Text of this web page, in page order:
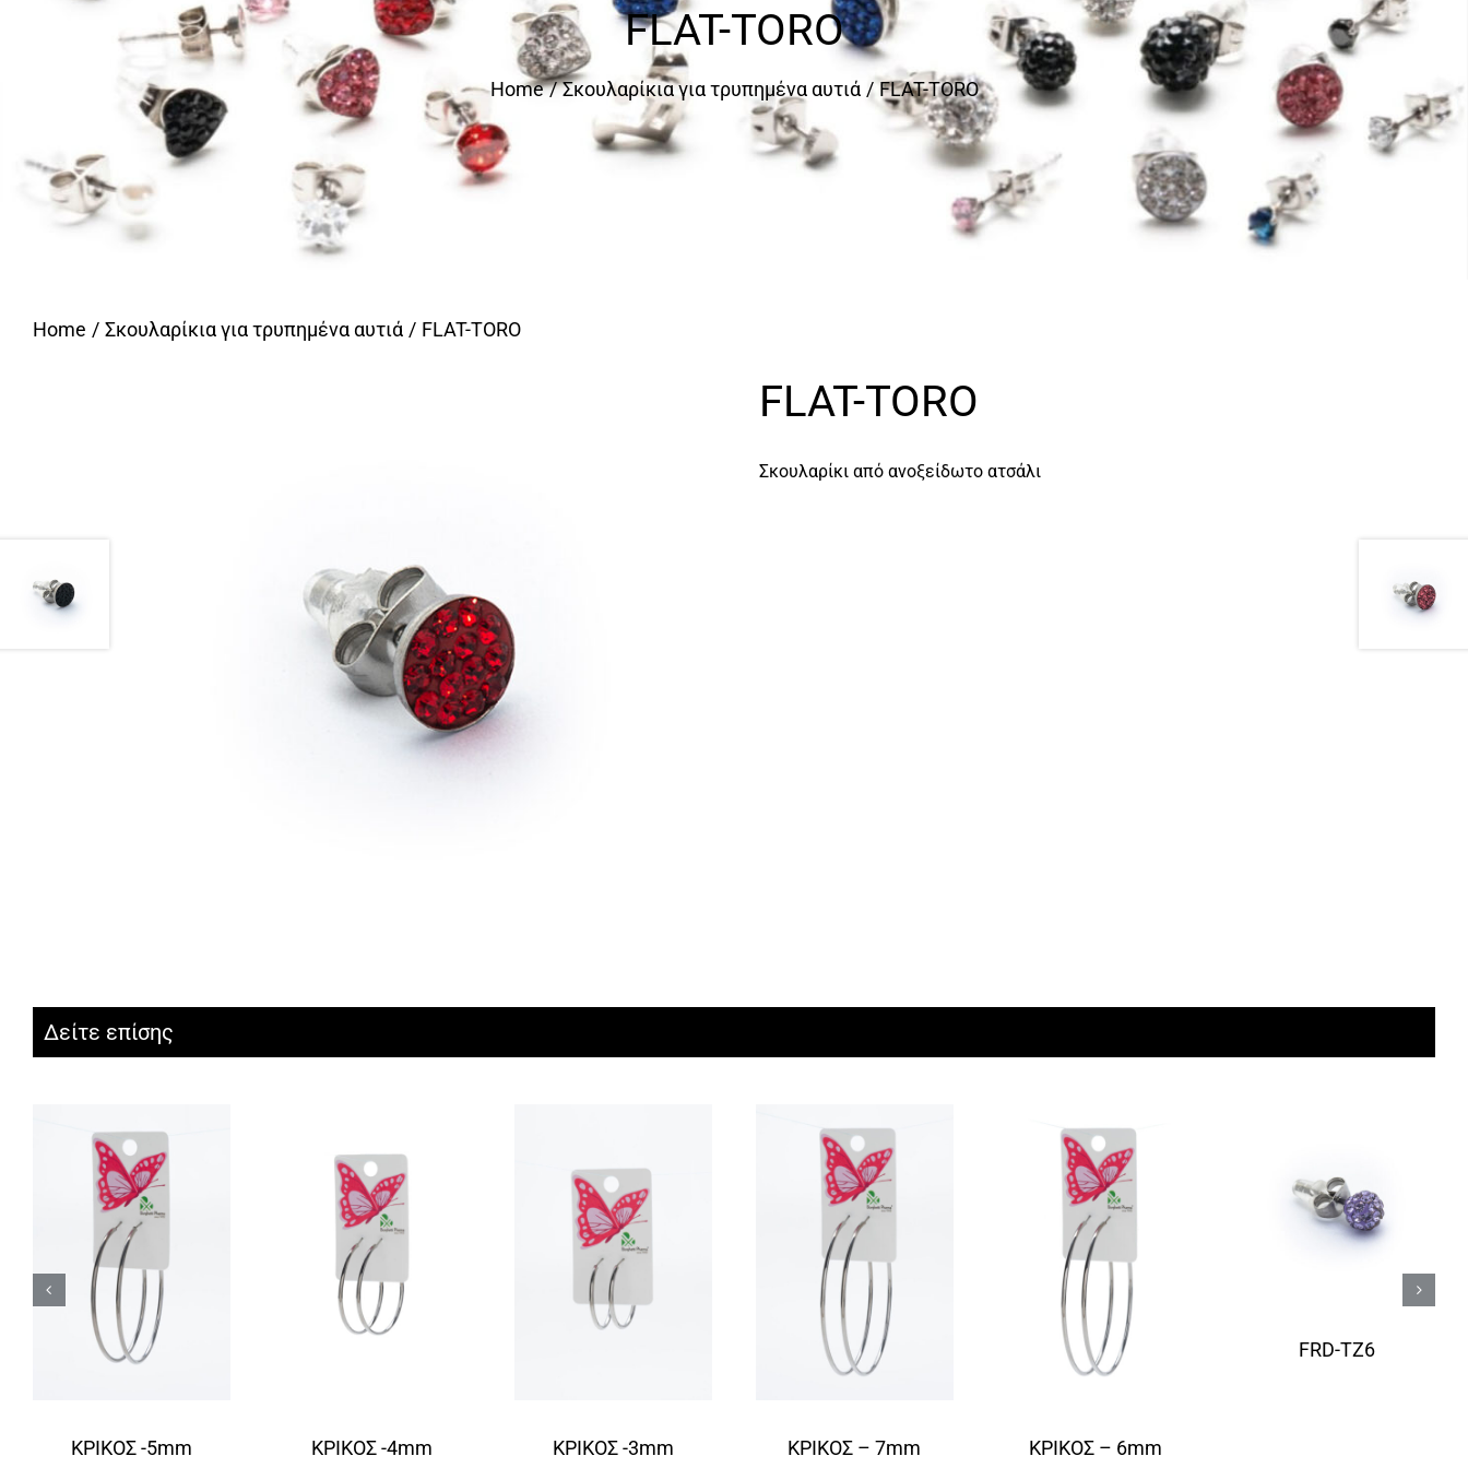
FLAT-TORO
Home Σκουλαρίκια για τρυπημένα αυτιά FLAT-TORO
Home Σκουλαρίκια για τρυπημένα αυτιά FLAT-TORO
FLAT-TORO
Σκουλαρίκι από ανοξείδωτο ατσάλι
Δείτε επίσης
ΚΡΙΚΟΣ -5mm ΚΡΙΚΟΣ -4mm ΚΡΙΚΟΣ -3mm ΚΡΙΚΟΣ – 7mm ΚΡΙΚΟΣ – 6mm
FRD-TZ6